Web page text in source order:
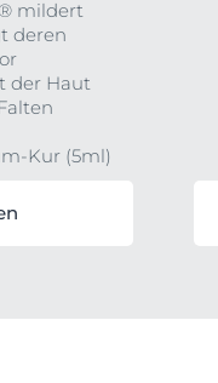
mildert
deren
der Haut
Kur (5ml)